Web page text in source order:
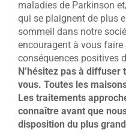
maladies de Parkinson
qui se plaignent de plus
sommeil dans notre
encouragent à vous
conséquences positives
N’hésitez pas à
vous. Toutes les
Les traitements
connaître avant que
disposition du plus